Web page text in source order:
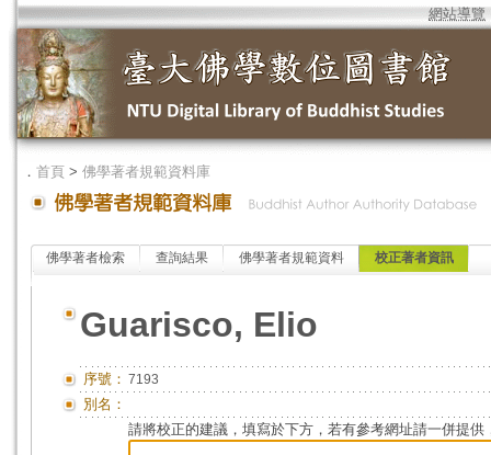
網站導覽
． 首頁 > 佛學著者規範資料庫
佛學著者檢索 查詢結果 佛學著者規範資料 校正著者資訊
Guarisco, Elio
序號： 7193
別名：
請將校正的建議，填寫於下方，若有參考網址請一併提供